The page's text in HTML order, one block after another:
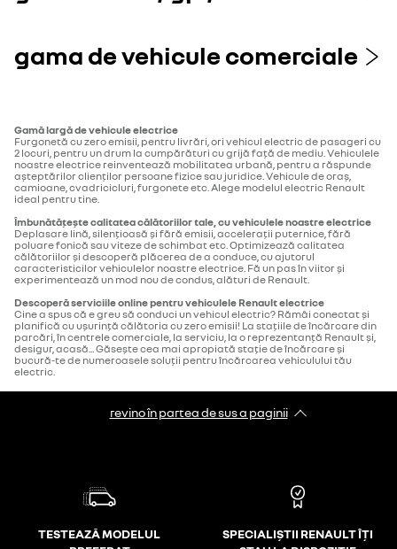
gama de vehicule comerciale
Gamă largă de vehicule electrice
Furgonetă cu zero emisii, pentru livrări, ori vehicul electric de pasageri cu
2 locuri, pentru un drum la cumpărături cu grijă față de mediu. Vehiculele
noastre electrice reinventează mobilitatea urbană, pentru a răspunde
așteptărilor clienților persoane fizice sau juridice. Vehicule de oraș,
camioane, cvadricicluri, furgonete etc. Alege modelul electric Renault
ideal pentru tine.
Îmbunătățește calitatea călătoriilor tale, cu vehiculele noastre electrice
Deplasare lină, silențioasă și fără emisii, accelerații puternice, fără
poluare fonică sau viteze de schimbat etc. Optimizează calitatea
călătoriilor și descoperă plăcerea de a conduce, cu ajutorul
caracteristicilor vehiculelor noastre electrice. Fă un pas în viitor și
experimentează un mod nou de condus, alături de Renault.
Descoperă serviciile online pentru vehiculele Renault electrice
Cine a spus că e greu să conduci un vehicul electric? Rămâi conectat și
planifică cu ușurință călătoria cu zero emisii! La stațiile de încărcare din
parcări, în centrele comerciale, la serviciu, la o reprezentanță Renault și,
desigur, acasă... Găsește cea mai apropiată stație de încărcare și
bucură-te de numeroasele soluții pentru încărcarea vehiculului tău
electric.
revino în partea de sus a paginii
TESTEAZĂ MODELUL
SPECIALIȘTII RENAULT ÎȚI